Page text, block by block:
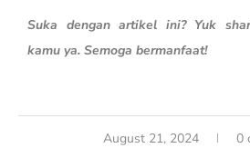
Suka dengan artikel ini? Yuk
kamu ya. Semoga bermanfaat!
August 21, 2024 0